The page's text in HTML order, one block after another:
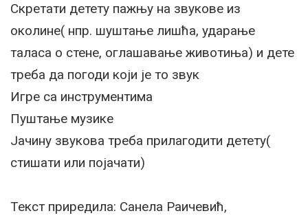
Скретати детету пажњу на звукове из
околине( нпр. шуштање лишћа, ударање
таласа о стене, оглашавање животиња) и дете
треба да погоди који је то звук
Игре са инструментима
Пуштање музике
Јачину звукова треба прилагодити детету(
стишати или појачати)
Текст приредила: Санела Раичевић,